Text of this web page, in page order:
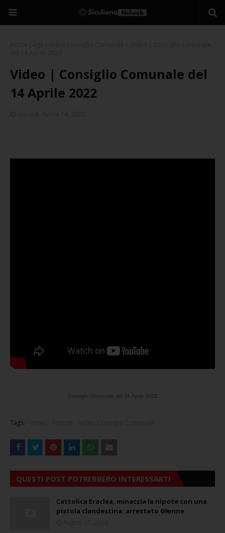
Video | Consiglio Comunale del
14 Aprile 2022
Consiglio Comunale del 14 Aprile 2022
Tags:
QUESTI POST POTREBBERO INTERESSARTI
Cattolica Eraclea, minaccia la nipote con una
pistola clandestina: arrestato 69enne